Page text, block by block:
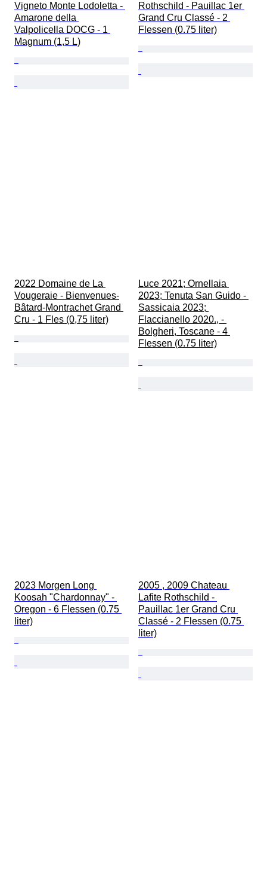
Vigneto Monte Lodoletta -
Amarone della
Valpolicella DOCG - 1
Magnum (1,5 L)
Rothschild - Pauillac 1er
Grand Cru Classé - 2
Flessen (0.75 liter)
2022 Domaine de La
Vougeraie - Bienvenues-
Bâtard-Montrachet Grand
Cru - 1 Fles (0,75 liter)
Luce 2021; Ornellaia
2023; Tenuta San Guido -
Sassicaia 2023;
Flaccianello 2020., -
Bolgheri, Toscane - 4
Flessen (0.75 liter)
2023 Morgen Long
Koosah "Chardonnay" -
Oregon - 6 Flessen (0.75
liter)
2005 , 2009 Chateau
Lafite Rothschild -
Pauillac 1er Grand Cru
Classé - 2 Flessen (0.75
liter)